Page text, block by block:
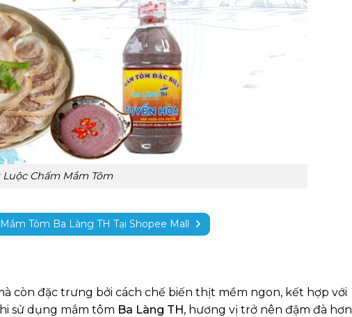
Chấm Mắm Tôm
Tôm Ba Làng TH Tại Shopee Mall
còn đặc trưng bởi cách chế biến thịt mềm ngon, kết hợp với
sử dụng mắm tôm Ba Làng TH, hương vị trở nên đậm đà hơn